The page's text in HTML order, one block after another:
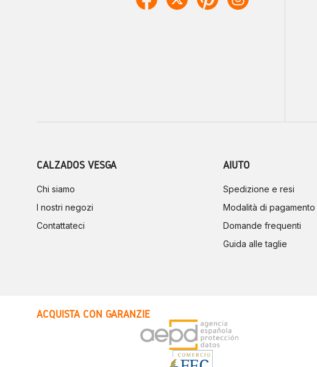
CALZADOS VESGA
Chi siamo
I nostri negozi
Contattateci
AIUTO
Spedizione e resi
Modalità di pagamento
Domande frequenti
Guida alle taglie
ACQUISTA CON GARANZIE